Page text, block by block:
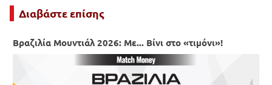
Διαβάστε επίσης
Βραζιλία Μουντιάλ 2026: Με... Βίνι στο «τιμόνι»!